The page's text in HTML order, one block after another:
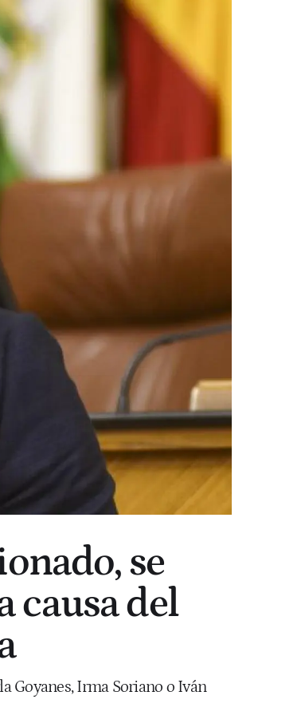
se
causa del
Goyanes, Irma Soriano o Iván